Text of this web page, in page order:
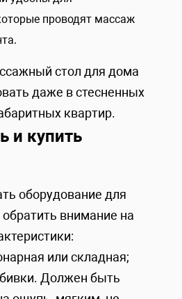
проводят массаж
стол для дома
даже в стесненных
квартир.
и купить
оборудование для
внимание на
или складная;
Должен быть